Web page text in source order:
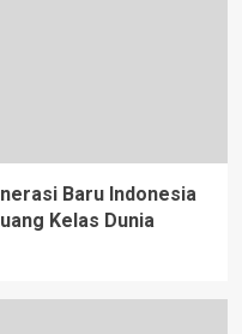
Baru Indonesia
Kelas Dunia